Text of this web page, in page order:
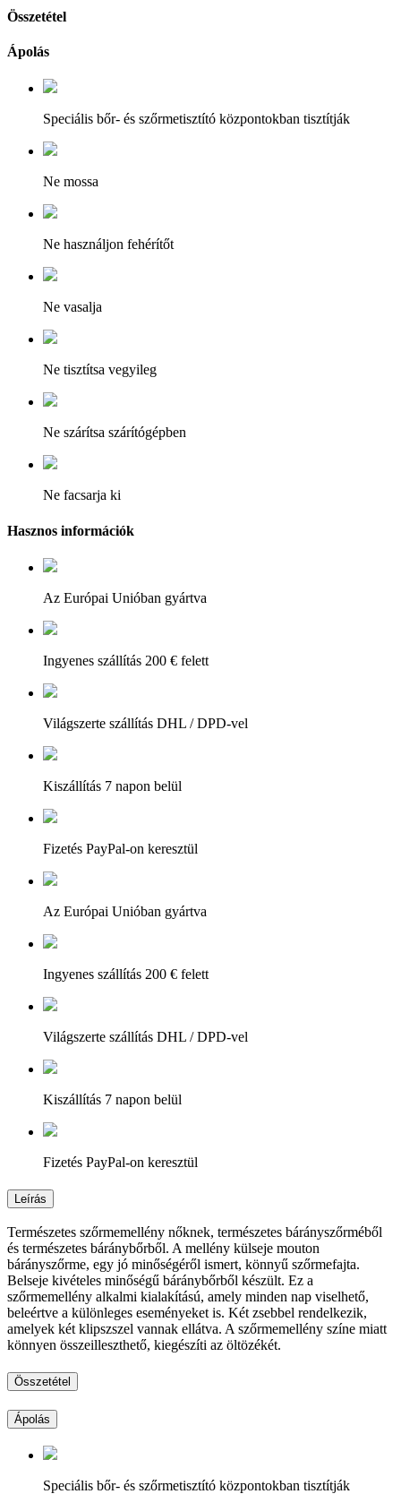
Összetétel
Ápolás
Speciális bőr- és szőrmetisztító központokban tisztítják
Ne mossa
Ne használjon fehérítőt
Ne vasalja
Ne tisztítsa vegyileg
Ne szárítsa szárítógépben
Ne facsarja ki
Hasznos információk
Az Európai Unióban gyártva
Ingyenes szállítás 200 € felett
Világszerte szállítás DHL / DPD-vel
Kiszállítás 7 napon belül
Fizetés PayPal-on keresztül
Az Európai Unióban gyártva
Ingyenes szállítás 200 € felett
Világszerte szállítás DHL / DPD-vel
Kiszállítás 7 napon belül
Fizetés PayPal-on keresztül
Leírás
Természetes szőrmemellény nőknek, természetes bárányszőrméből
és természetes báránybőrből. A mellény külseje mouton
bárányszőrme, egy jó minőségéről ismert, könnyű szőrmefajta.
Belseje kivételes minőségű báránybőrből készült. Ez a
szőrmemellény alkalmi kialakítású, amely minden nap viselhető,
beleértve a különleges eseményeket is. Két zsebbel rendelkezik,
amelyek két klipszszel vannak ellátva. A szőrmemellény színe miatt
könnyen összeilleszthető, kiegészíti az öltözékét.
Összetétel
Ápolás
Speciális bőr- és szőrmetisztító központokban tisztítják